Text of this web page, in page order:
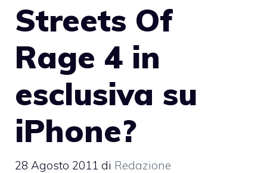
Streets Of
Rage 4 in
esclusiva su
iPhone?
28 Agosto 2011 di Redazione